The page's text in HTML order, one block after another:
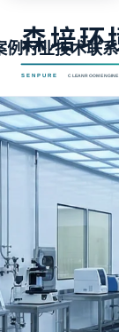
例行业技术联